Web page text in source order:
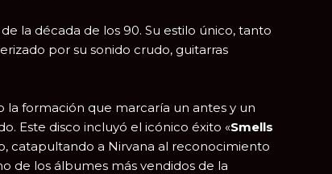
la década de los 90. Su estilo único, tanto
por su sonido crudo, guitarras
la formación que marcaría un antes y un
Este disco incluyó el icónico éxito «Smells
catapultando a Nirvana al reconocimiento
de los álbumes más vendidos de la